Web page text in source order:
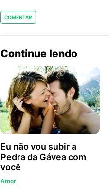
COMENTAR
Continue lendo
Eu não vou subir a
Pedra da Gávea com
você
Amor